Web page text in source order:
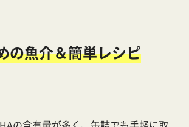
の魚介＆簡単レシピ